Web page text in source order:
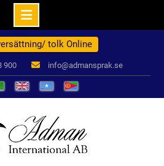
tolk Online
900 info@admansprak.se
English Somali ብዛዕባና